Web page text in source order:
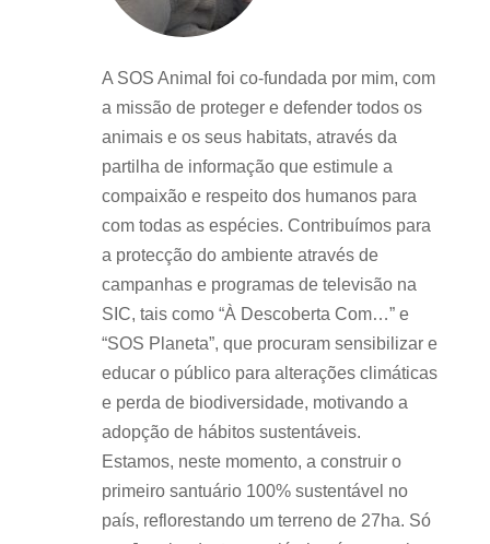
A SOS Animal foi co-fundada por mim, com
a missão de proteger e defender todos os
animais e os seus habitats, através da
partilha de informação que estimule a
compaixão e respeito dos humanos para
com todas as espécies. Contribuímos para
a protecção do ambiente através de
campanhas e programas de televisão na
SIC, tais como “À Descoberta Com…” e
“SOS Planeta”, que procuram sensibilizar e
educar o público para alterações climáticas
e perda de biodiversidade, motivando a
adopção de hábitos sustentáveis.
Estamos, neste momento, a construir o
primeiro santuário 100% sustentável no
país, reflorestando um terreno de 27ha. Só